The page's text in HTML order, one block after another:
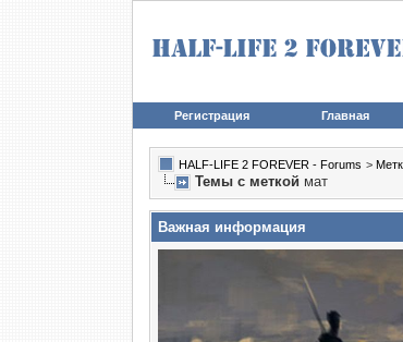
Регистрация Главная
HALF-LIFE 2 FOREVER - Forums >
Темы с меткой мат
Важная информация